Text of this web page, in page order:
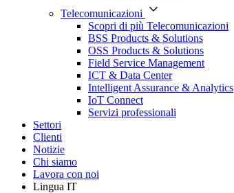
Telecomunicazioni
Scopri di più Telecomunicazioni
BSS Products & Solutions
OSS Products & Solutions
Field Service Management
ICT & Data Center
Intelligent Assurance & Analytics
IoT Connect
Servizi professionali
Settori
Clienti
Notizie
Chi siamo
Lavora con noi
Lingua IT